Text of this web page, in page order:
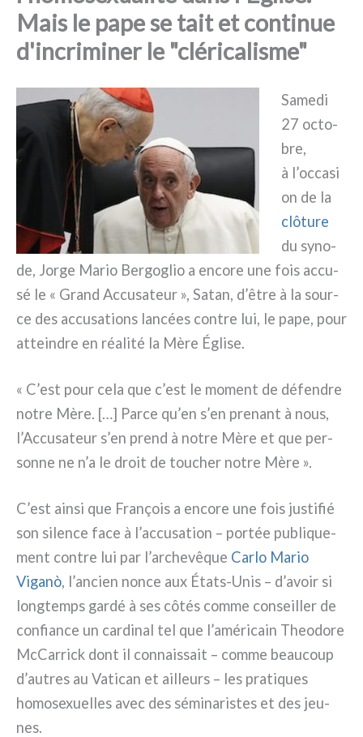
Mais le pape se tait et continue
d'incriminer le "cléricalisme"
Samedi
27 octo­
bre,
à l’occasi
on de la
clô­tu­re
du syno­
de, Jorge Mario Bergoglio a enco­re une fois accu­
sé le « Grand Accusateur », Satan, d’être à la sour­
ce des accu­sa­tions lan­cées con­tre lui, le pape, pour
attein­dre en réa­li­té la Mère Église.
« C’est pour cela que c’est le moment de défen­dre
notre Mère. […] Parce qu’en s’en pre­nant à nous,
l’Accusateur s’en prend à notre Mère et que per­
son­ne ne n’a le droit de tou­cher notre Mère ».
C’est ain­si que François a enco­re une fois justi­fié
son silen­ce face à l’accusation – por­tée publi­que­
ment con­tre lui par l’archevêque Carlo Mario
Viganò, l’ancien non­ce aux États-Unis – d’avoir si
long­temps gar­dé à ses côtés com­me con­seil­ler de
con­fian­ce un car­di­nal tel que l’américain Theodore
McCarrick dont il con­nais­sait – com­me beau­coup
d’autres au Vatican et ail­leurs – les pra­ti­ques
homo­se­xuel­les avec des sémi­na­ri­stes et des jeu­
nes.